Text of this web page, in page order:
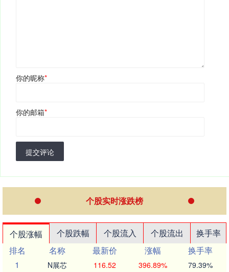
你的昵称*
你的邮箱*
提交评论
个股实时涨跌榜
个股涨幅 个股跌幅 个股流入 个股流出
换手率
排名
名称 最新价 涨幅
换手率
1
N展芯 116.52 396.89% 79.39%